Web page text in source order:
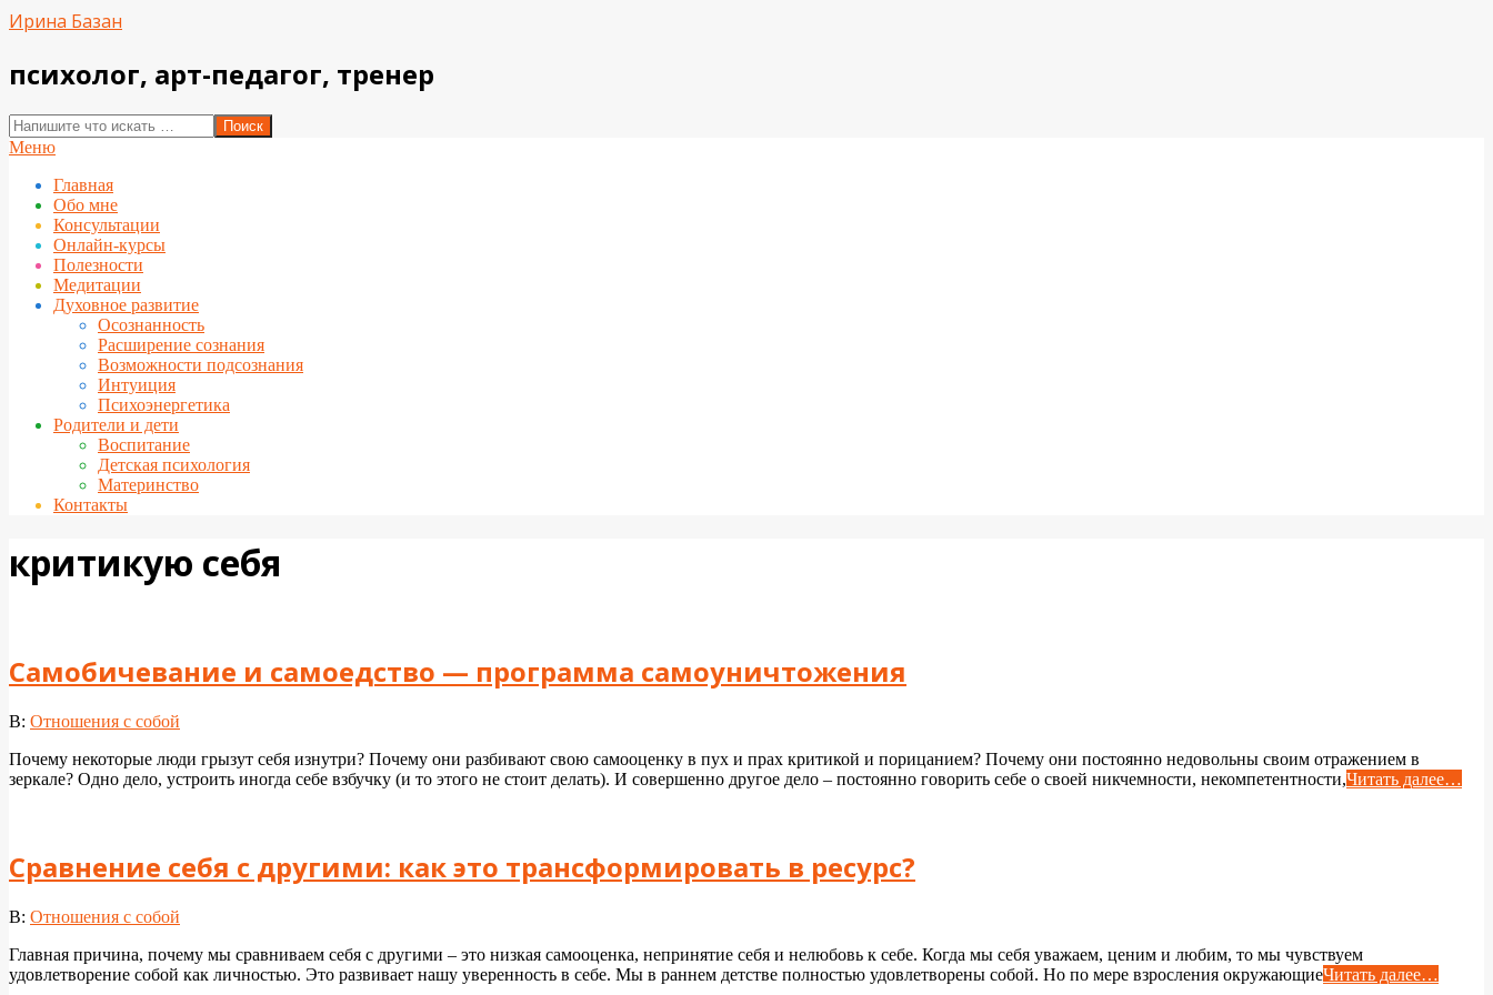
Перейти
Ирина Базан
психолог, арт-педагог, тренер
Поиск
Вторичное
навигации
Меню
Главная
Обо мне
Консультации
Онлайн-курсы
Полезности
Медитации
Духовное развитие
Осознанность
Расширение сознания
Возможности подсознания
Интуиция
Психоэнергетика
Родители и дети
Воспитание
Детская психология
Материнство
Контакты
критикую себя
Самобичевание и самоедство — программа самоуничтожения
2024-
25
В: Отношения с собой
Почему некоторые люди грызут себя изнутри? Почему они разбивают свою самооценку в пух и прах критикой и порицанием? Почему они постоянно недовольны своим отражением в
зеркале? Одно дело, устроить иногда себе взбучку (и то этого не стоит делать). И совершенно другое дело – постоянно говорить себе о своей никчемности, некомпетентности,Читать далее…
Сравнение себя с другими: как это трансформировать в ресурс?
2024-
25
В: Отношения с собой
Главная причина, почему мы сравниваем себя с другими – это низкая самооценка, непринятие себя и нелюбовь к себе. Когда мы себя уважаем, ценим и любим, то мы чувствуем
удовлетворение собой как личностью. Это развивает нашу уверенность в себе. Мы в раннем детстве полностью удовлетворены собой. Но по мере взросления окружающиеЧитать далее…